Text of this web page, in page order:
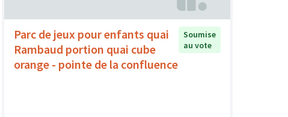
Parc de jeux pour enfants quai
Rambaud portion quai cube
orange - pointe de la confluence
Soumise
au vote